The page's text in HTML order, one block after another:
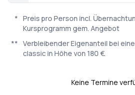
* Preis pro Person incl.
Kursprogramm gem. Angebot
** Verbleibender Eigenanteil bei
classic in Höhe von 180 €.
Keine Termine